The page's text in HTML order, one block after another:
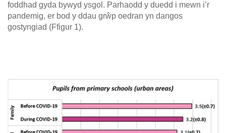
foddhad gyda bywyd ysgol. Parhaodd y duedd i mewn i’r
pandemig, er bod y ddau grŵp oedran yn dangos
gostyngiad (Ffigur 1).